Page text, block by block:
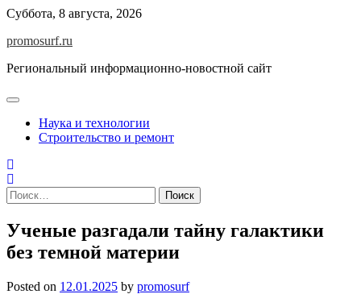
Skip
content
Суббота, 8 августа, 2026
promosurf.ru
Региональный информационно-новостной сайт
Наука и технологии
Строительство и ремонт
Найти:
Ученые разгадали тайну галактики
без темной материи
Posted on 12.01.2025 by promosurf